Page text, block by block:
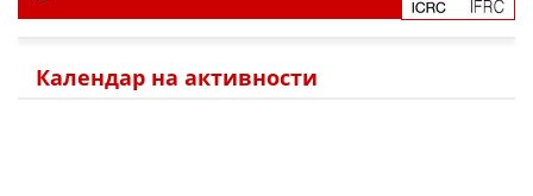
Календар на активности